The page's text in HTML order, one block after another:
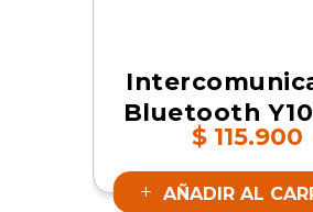
Bluetooth
SKU 16843
$115.900
AÑADIR AL